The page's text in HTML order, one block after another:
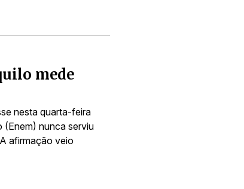
mede
nesta quarta-feira
(Enem) nunca serviu
afirmação veio